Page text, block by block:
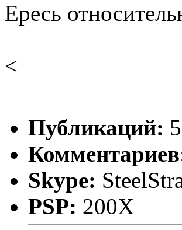
Ересь
<
Публикаций:
Skype:
PSP: 200X